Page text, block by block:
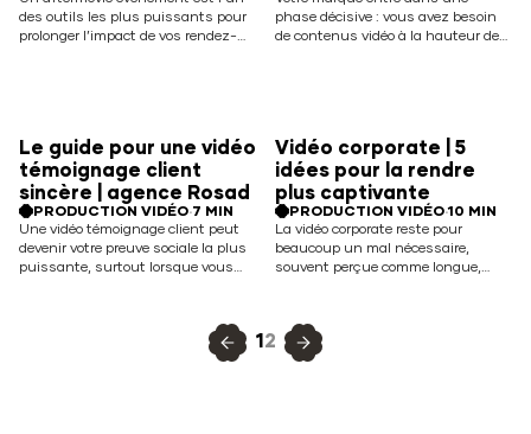
des outils les plus puissants pour
prolonger l’impact de vos rendez-
devient une véritable capsule
temporelle qui capture l’énergie,
les… Read More
phase décisive : vous avez besoin
de contenus vidéo à la hauteur de
spectaculaires, promesses
chiffrées et écarts de budget, la…
Read More
Le guide pour une vidéo
témoignage client
sincère | agence Rosad
PRODUCTION VIDÉO·7 MIN
Une vidéo témoignage client peut
devenir votre preuve sociale la plus
puissante, surtout lorsque vous
comme une publicité, elle produit
méfiance. La différence entre un
Vidéo corporate | 5
idées pour la rendre
plus captivante
PRODUCTION VIDÉO·10 MIN
La vidéo corporate reste pour
beaucoup un mal nécessaire,
souvent perçue comme longue,
déjà la vidéo comme levier
stratégique et observent jusqu’à
80 % de conversion en plus
12